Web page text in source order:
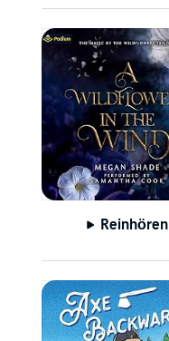
Reinhören